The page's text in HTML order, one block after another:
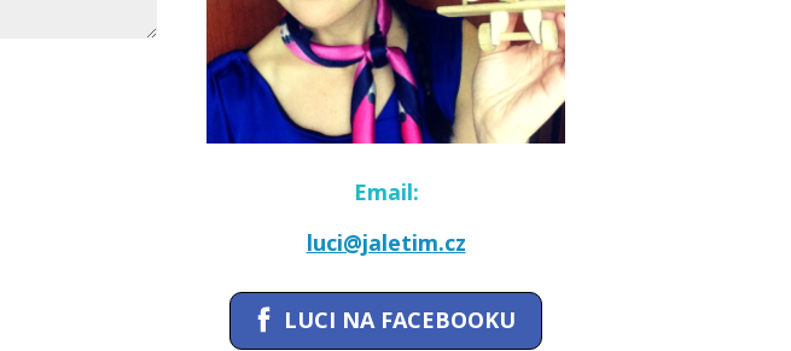
Email:
luci@jaletim.cz
LUCI NA FACEBOOKU